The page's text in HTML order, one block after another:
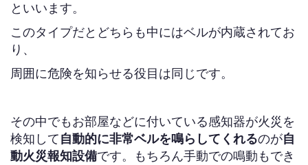
といいます。
このタイプだとどちらも中にはベルが内蔵されてお
り、
周囲に危険を知らせる役目は同じです。
その中でもお部屋などに付いている感知器が火災を
検知して 自動的に非常ベルを鳴らしてくれるのが自
動火災報知設備です。もちろん手動での鳴動もでき